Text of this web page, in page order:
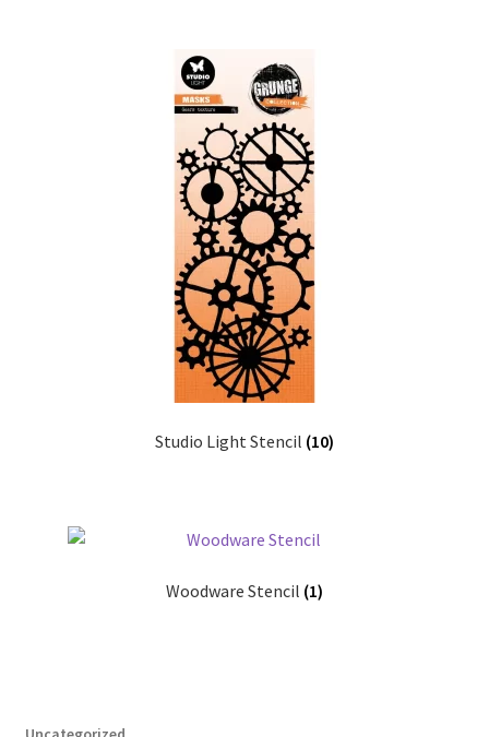
Studio Light Stencil (10)
Woodware Stencil (1)